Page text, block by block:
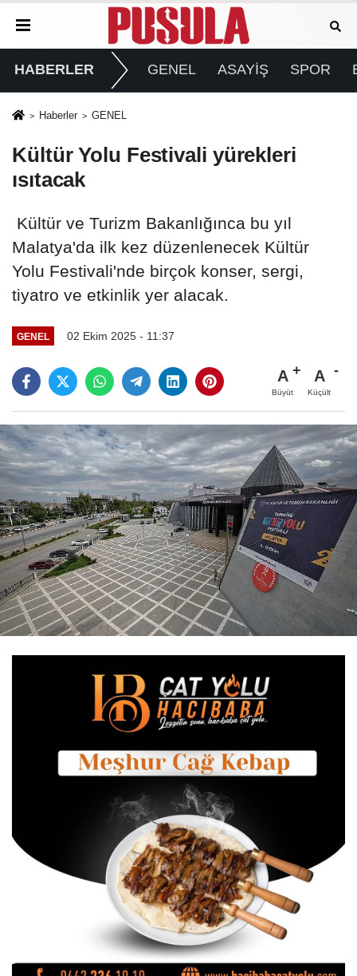
HABERLER GENEL ASAYİŞ SPOR
Haberler GENEL
Kültür Yolu Festivali yürekleri
ısıtacak
Kültür ve Turizm Bakanlığınca bu yıl
Malatya'da ilk kez düzenlenecek Kültür
Yolu Festivali'nde birçok konser, sergi,
tiyatro ve etkinlik yer alacak.
GENEL 02 Ekim 2025 - 11:37
A
Büyüt
A
Küçült